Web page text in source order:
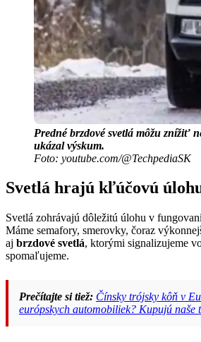
Predné brzdové svetlá môžu znížiť
ukázal výskum.
Foto: youtube.com/@TechpediaSK
Svetlá hrajú kľúčovú
Svetlá zohrávajú dôležitú úlohu v
Máme semafory, smerovky, čoraz
aj brzdové svetlá, ktorými signalizujeme
spomaľujeme.
Prečítajte si tiež: Čínsky trójsky kôň v
európskych automobiliek? Kupujú naše